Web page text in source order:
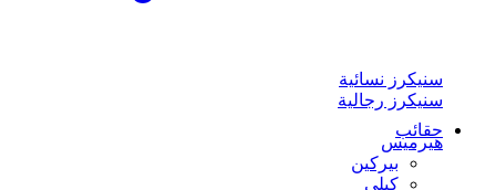
سنيكرز نسائية
سنيكرز رجالية
حقائب
هيرميس
بيركين
كيلي